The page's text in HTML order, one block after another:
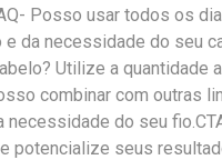
Posso usar todos os
da necessidade do seu
Utilize a quantidade
combinar com outras
necessidade do seu
potencialize seus